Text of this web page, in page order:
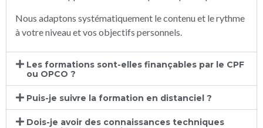
Nous adaptons systématiquement le contenu et le rythme
à votre niveau et vos objectifs personnels.
Les formations sont-elles finançables par le CPF
ou OPCO ?
Puis-je suivre la formation en distanciel ?
Dois-je avoir des connaissances techniques